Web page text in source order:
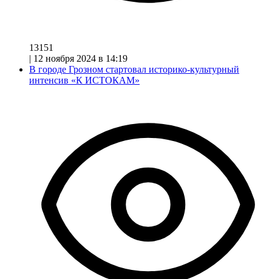
13151
| 12 ноября 2024 в 14:19
В городе Грозном стартовал историко-культурный
интенсив «К ИСТОКАМ»